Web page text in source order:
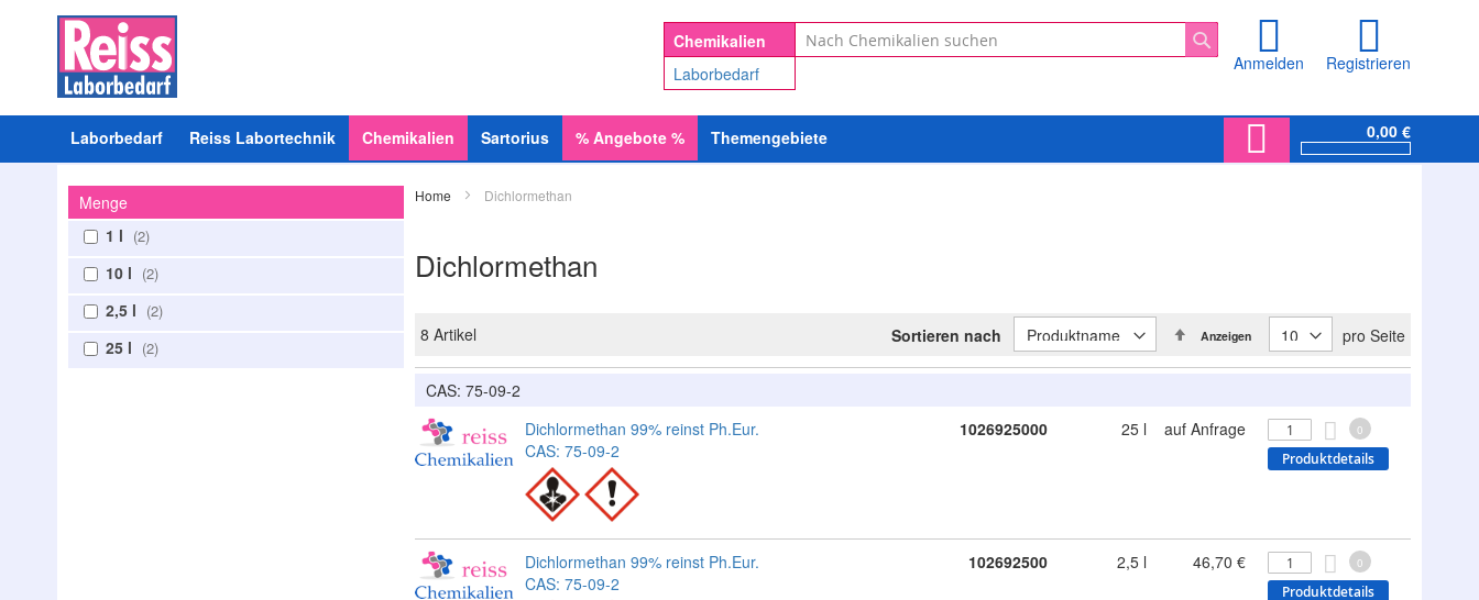
0,00 €
Anmelden Registrieren
Chemikalien
Laborbedarf
Suche
Suche
Laborbedarf Reiss Labortechnik Chemikalien Sartorius % Angebote % Themengebiete
Home Dichlormethan
Dichlormethan
8 Artikel Anzeigen pro Seite
Sortieren nach
absteigender
Reihenfolge
CAS: 75-09-2
Dichlormethan 99% reinst Ph.Eur.
CAS: 75-09-2
1026925000 25 l auf Anfrage 0
Produktdetails
Dichlormethan 99% reinst Ph.Eur.
CAS: 75-09-2
102692500 2,5 l 46,70 € 0
Produktdetails
Menge
1 l
2
10 l 2
2,5 l 2
25 l 2